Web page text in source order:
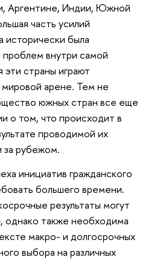
Аргентине, Индии, Южной
часть усилий
исторически была
внутри самой
страны играют
мировой арене. Тем не
южных стран все еще
о том, что происходит в
проводимой их
за рубежом.
инициатив гражданского
большего времени.
результаты могут
однако также необходима
макро- и долгосрочных
выбора на различных